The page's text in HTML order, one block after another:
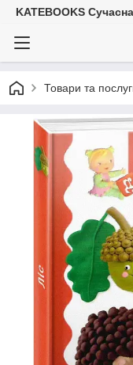
KATEBOOKS
Товари та